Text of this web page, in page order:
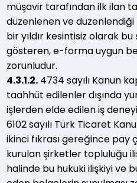
müşavir tarafından ilk ilan
düzenlenen ve
bir yıldır kesintisiz olarak
gösteren, e-forma uygun
zorunludur.
4.3.1.2. 4734 sayılı Kanun
taahhüt edilenler dışında
işlerden elde edilen iş
6102 sayılı Türk Ticaret
ikinci fıkrası gereğince
kurulan şirketler topluluğu
halinde bu hukuki ilişkiyi ve